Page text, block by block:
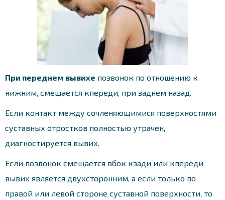
При переднем вывихе позвонок по отношению к
нижним, смещается кпереди, при заднем назад.
Если контакт между сочленяющимися поверхностями
суставных отростков полностью утрачен,
диагностируется вывих.
Если позвонок смещается вбок кзади или кпереди
вывих является двухсторонним, а если только по
правой или левой стороне суставной поверхности, то